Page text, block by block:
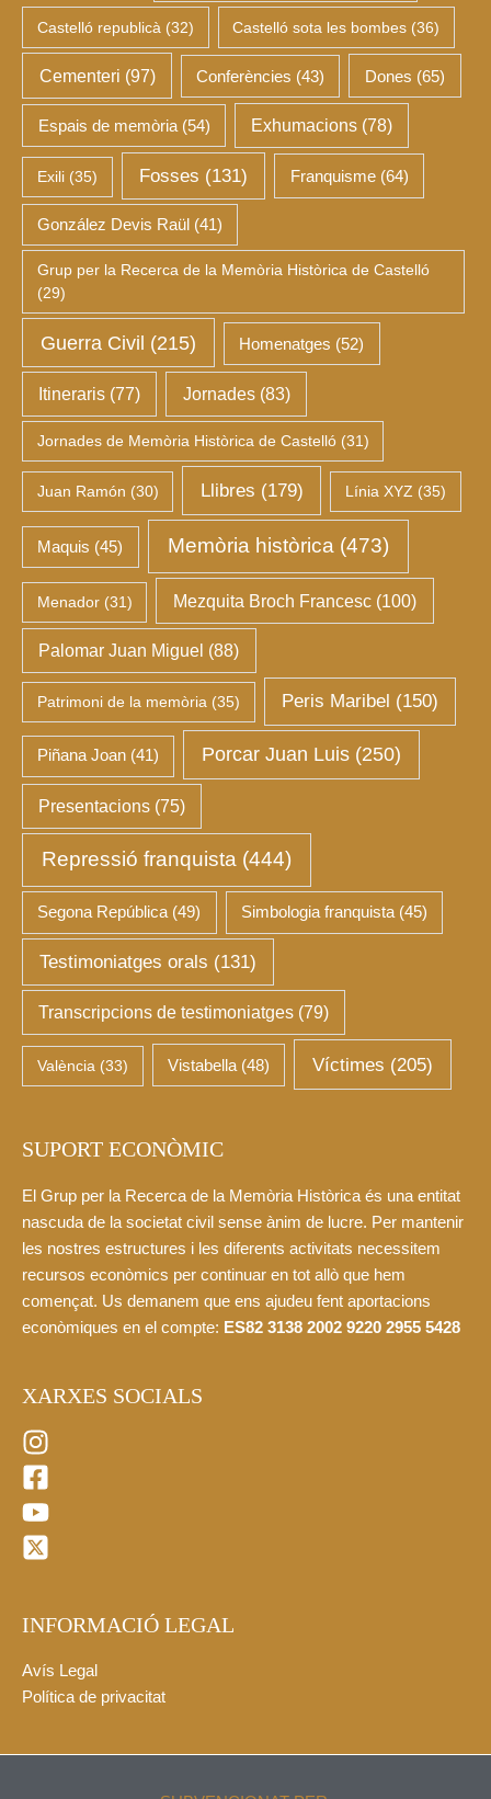
Castelló republicà (32) Castelló sota les bombes (36)
Cementeri (97) Conferències (43) Dones (65)
Espais de memòria(54) Exhumacions (78)
Exili(35) Fosses (131) Franquisme(64)
González Devis Raül (41)
Grup per la Recerca de la Memòria Històrica de Castelló
(29)
Guerra Civil (215) Homenatges (52)
Itineraris (77) Jornades(83)
Jornades de Memòria Històrica de Castelló(31)
Juan Ramón (30) Llibres (179) Línia XYZ (35)
Maquis (45) Memòria històrica (473)
Menador(31) Mezquita Broch Francesc(100)
Palomar Juan Miguel (88)
Patrimoni de la memòria (35) Peris Maribel (150)
Piñana Joan (41) Porcar Juan Luis (250)
Presentacions (75)
Repressió franquista(444)
Segona República(49) Simbologia franquista(45)
Testimoniatges orals (131)
Transcripcions de testimoniatges (79)
València (33) Vistabella(48) Víctimes (205)
SUPORT ECONÒMIC
El Grup per la Recerca de la Memòria Històrica és una entitat
nascuda de la societat civil sense ànim de lucre. Per mantenir
les nostres estructures i les diferents activitats necessitem
recursos econòmics per continuar en tot allò que hem
començat. Us demanem que ens ajudeu fent aportacions
econòmiques en el compte: ES82 3138 2002 9220 2955 5428
XARXES SOCIALS
INFORMACIÓ LEGAL
Avís Legal
Política de privacitat